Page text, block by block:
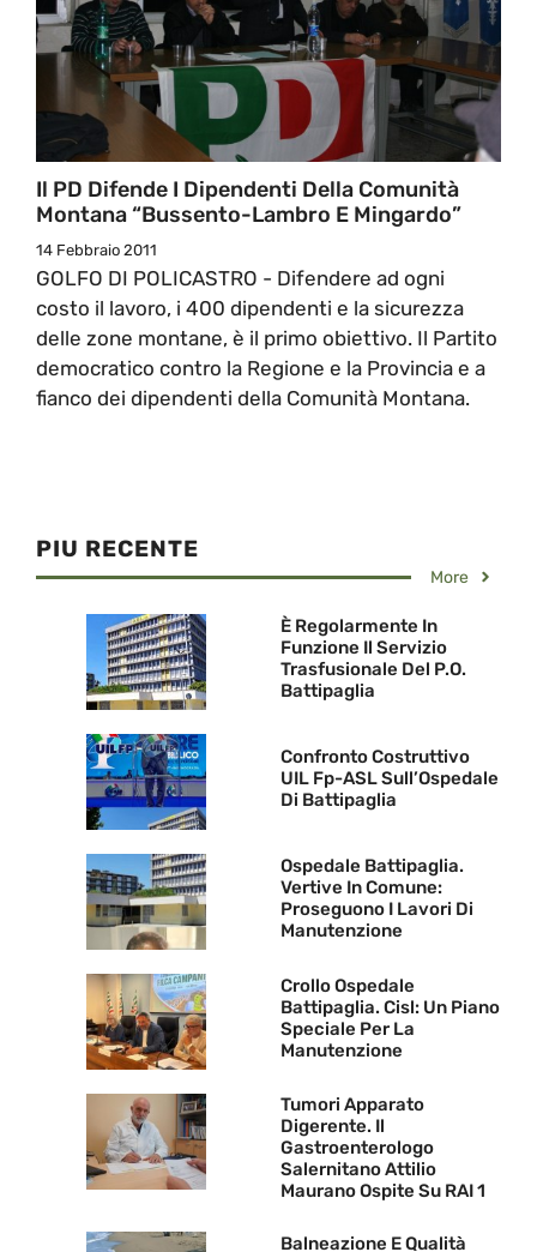
Il PD Difende I Dipendenti Della Comunità
Montana “Bussento-Lambro E Mingardo”
14 Febbraio 2011
GOLFO DI POLICASTRO - Difendere ad ogni
costo il lavoro, i 400 dipendenti e la sicurezza
delle zone montane, è il primo obiettivo. Il Partito
democratico contro la Regione e la Provincia e a
fianco dei dipendenti della Comunità Montana.
PIU RECENTE
More
È Regolarmente In
Funzione Il Servizio
Trasfusionale Del P.O.
Battipaglia
Confronto Costruttivo
UIL Fp-ASL Sull’Ospedale
Di Battipaglia
Ospedale Battipaglia.
Vertive In Comune:
Proseguono I Lavori Di
Manutenzione
Crollo Ospedale
Battipaglia. Cisl: Un Piano
Speciale Per La
Manutenzione
Tumori Apparato
Digerente. Il
Gastroenterologo
Salernitano Attilio
Maurano Ospite Su RAI 1
Balneazione E Qualità